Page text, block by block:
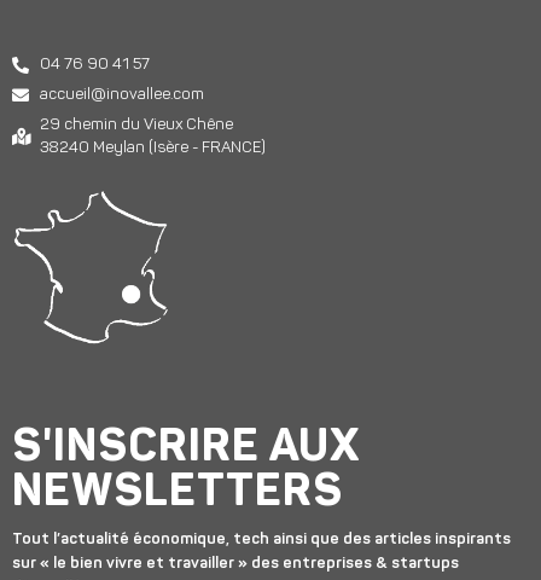
04 76 90 41 57
accueil@inovallee.com
29 chemin du Vieux Chêne
38240 Meylan (Isère - FRANCE)
S'INSCRIRE AUX
NEWSLETTERS
Tout l’actualité économique, tech ainsi que des articles inspirants
sur « le bien vivre et travailler » des entreprises & startups